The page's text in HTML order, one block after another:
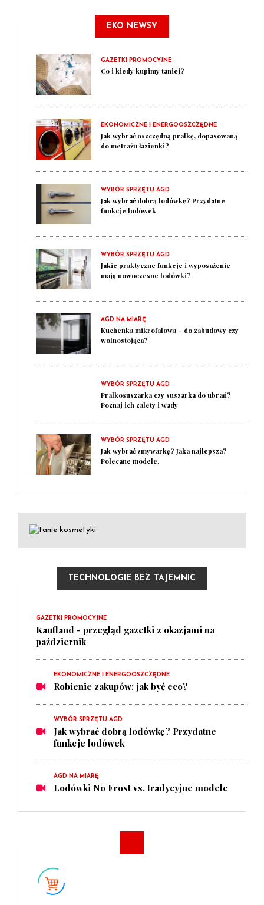
EKO NEWSY
GAZETKI PROMOCYJNE
Co i kiedy kupimy taniej?
EKONOMICZNE I ENERGOOSZCZĘDNE
Jak wybrać oszczędną pralkę, dopasowaną
do metrażu łazienki?
WYBÓR SPRZĘTU AGD
Jak wybrać dobrą lodówkę? Przydatne
funkcje lodówek
WYBÓR SPRZĘTU AGD
Jakie praktyczne funkcje i wyposażenie
mają nowoczesne lodówki?
AGD NA MIARĘ
Kuchenka mikrofalowa – do zabudowy czy
wolnostojąca?
WYBÓR SPRZĘTU AGD
Pralkosuszarka czy suszarka do ubrań?
Poznaj ich zalety i wady
WYBÓR SPRZĘTU AGD
Jak wybrać zmywarkę? Jaka najlepsza?
Polecane modele.
TECHNOLOGIE BEZ TAJEMNIC
GAZETKI PROMOCYJNE
Kaufland - przegląd gazetki z okazjami na
październik
EKONOMICZNE I ENERGOOSZCZĘDNE
Robienie zakupów: jak być eco?
WYBÓR SPRZĘTU AGD
Jak wybrać dobrą lodówkę? Przydatne
funkcje lodówek
AGD NA MIARĘ
Lodówki No Frost vs. tradycyjne modele